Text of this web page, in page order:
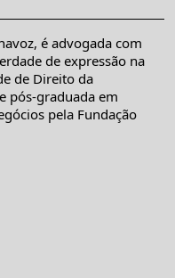
é advogada com
de expressão na
de Direito da
pós-graduada em
pela Fundação